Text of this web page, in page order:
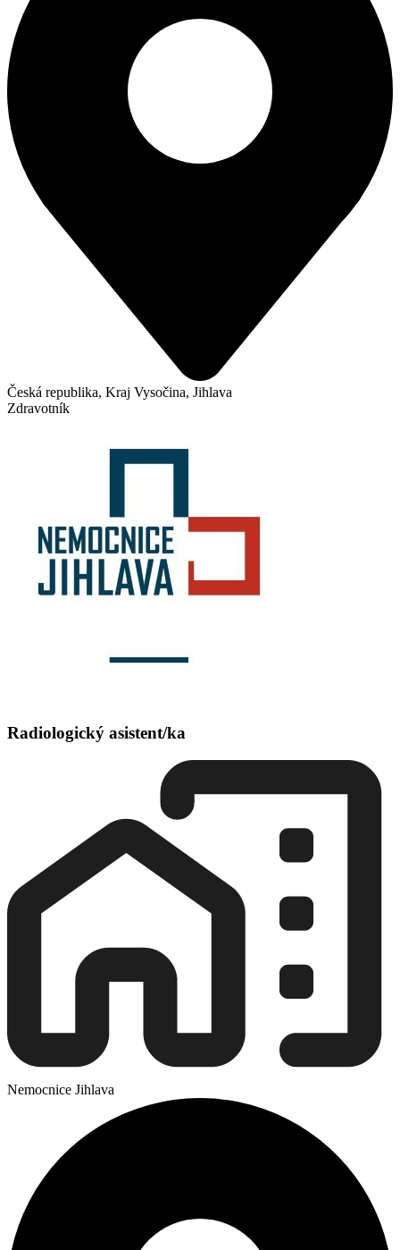
Česká republika, Kraj Vysočina, Jihlava
Zdravotník
Radiologický asistent/ka
Nemocnice Jihlava